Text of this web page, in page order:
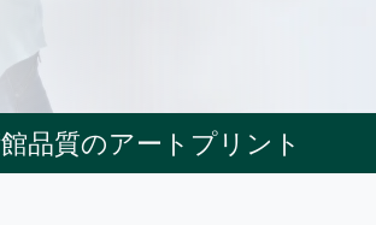
品質のアートプリント